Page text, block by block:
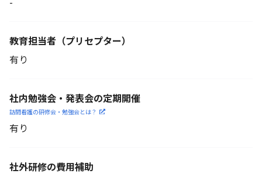
教育担当者 （プリセプター）
有り
社内勉強会・発表会の定期開催
訪問看護の研修会・勉強会とは？
有り
社外研修の費用補助